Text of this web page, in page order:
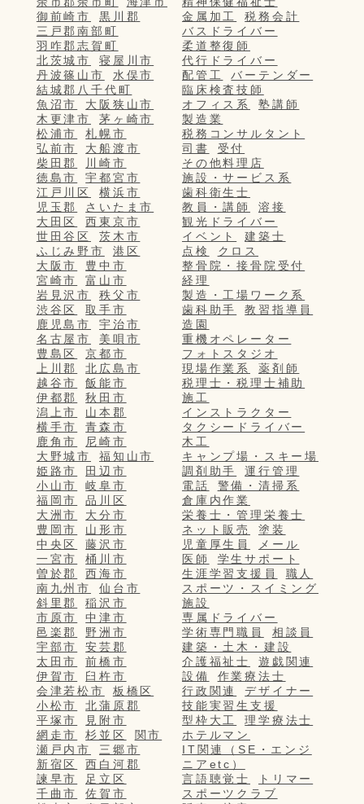
御前崎市
黒川郡
三戸郡南部町
羽咋郡志賀町
北茨城市
寝屋川市
丹波篠山市
水俣市
結城郡八千代町
魚沼市
大阪狭山市
木更津市
茅ヶ崎市
松浦市
札幌市
弘前市
大船渡市
柴田郡
川崎市
徳島市
宇都宮市
江戸川区
横浜市
児玉郡
さいたま市
大田区
西東京市
世田谷区
茨木市
ふじみ野市
港区
大阪市
豊中市
宮崎市
富山市
岩見沢市
秩父市
渋谷区
取手市
鹿児島市
宇治市
名古屋市
美唄市
豊島区
京都市
上川郡
北広島市
越谷市
飯能市
伊都郡
秋田市
潟上市
山本郡
横手市
青森市
鹿角市
尼崎市
大野城市
福知山市
姫路市
田辺市
小山市
岐阜市
福岡市
品川区
大洲市
大分市
豊岡市
山形市
中央区
藤沢市
一宮市
桶川市
曽於郡
西海市
南九州市
仙台市
斜里郡
稲沢市
市原市
中津市
邑楽郡
野洲市
宇部市
安芸郡
太田市
前橋市
伊賀市
臼杵市
会津若松市
板橋区
小松市
北蒲原郡
平塚市
見附市
網走市
杉並区
関市
瀬戸内市
三郷市
新宿区
西白河郡
諫早市
足立区
千曲市
佐賀市
金属加工
税務会計
バスドライバー
柔道整復師
代行ドライバー
配管工
バーテンダー
臨床検査技師
オフィス系
塾講師
製造業
税務コンサルタント
司書
受付
その他料理店
施設・サービス系
歯科衛生士
教員・講師
溶接
観光ドライバー
イベント
建築士
点検
クロス
整骨院・接骨院受付
経理
製造・工場ワーク系
歯科助手
教習指導員
造園
重機オペレーター
フォトスタジオ
現場作業系
薬剤師
税理士・税理士補助
施工
インストラクター
タクシードライバー
木工
キャンプ場・スキー場
調剤助手
運行管理
電話
警備・清掃系
倉庫内作業
栄養士・管理栄養士
ネット販売
塗装
児童厚生員
メール
医師
学生サポート
生涯学習支援員
職人
スポーツ・スイミング
施設
専属ドライバー
学術専門職員
相談員
建築・土木・建設
介護福祉士
遊戯関連
設備
作業療法士
行政関連
デザイナー
技能実習生支援
型枠大工
理学療法士
ホテルマン
IT関連（SE・エンジ
ニアetc）
言語聴覚士
トリマー
スポーツクラブ